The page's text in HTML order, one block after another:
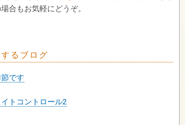
合もお気軽にどうぞ。
るブログ
です
トコントロール2